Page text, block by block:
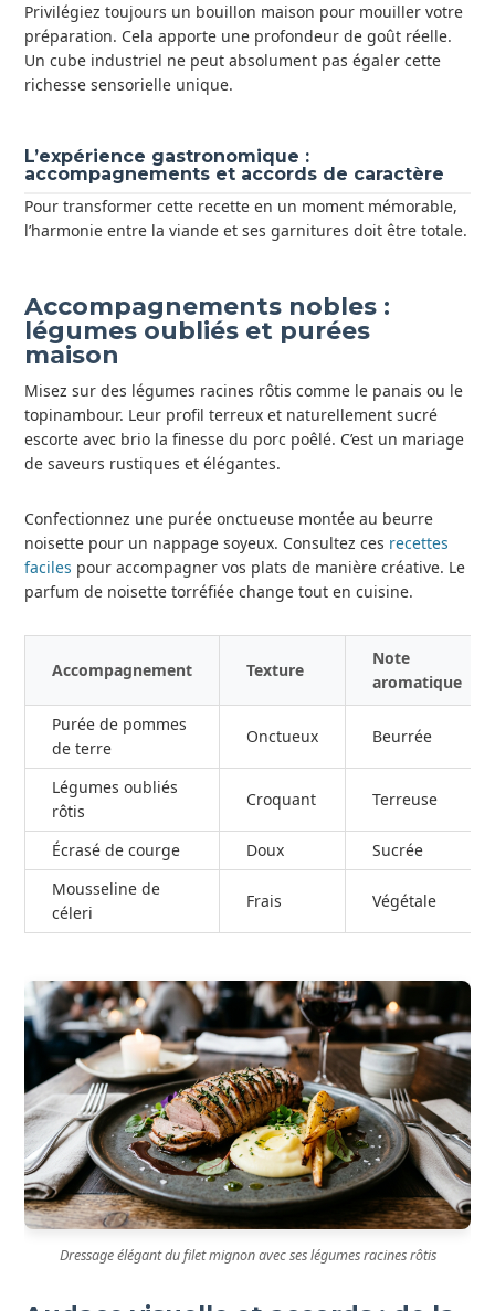
Privilégiez toujours un bouillon maison pour mouiller votre
préparation. Cela apporte une profondeur de goût réelle.
Un cube industriel ne peut absolument pas égaler cette
richesse sensorielle unique.
L’expérience gastronomique :
accompagnements et accords de caractère
Pour transformer cette recette en un moment mémorable,
l’harmonie entre la viande et ses garnitures doit être totale.
Accompagnements nobles :
légumes oubliés et purées
maison
Misez sur des légumes racines rôtis comme le panais ou le
topinambour. Leur profil terreux et naturellement sucré
escorte avec brio la finesse du porc poêlé. C’est un mariage
de saveurs rustiques et élégantes.
Confectionnez une purée onctueuse montée au beurre
noisette pour un nappage soyeux. Consultez ces recettes
faciles pour accompagner vos plats de manière créative. Le
parfum de noisette torréfiée change tout en cuisine.
Accompagnement Texture
Note
aromatique
Purée de pommes
de terre
Onctueux Beurrée
Légumes oubliés
rôtis
Croquant Terreuse
Écrasé de courge Doux
Sucrée
Mousseline de
céleri
Frais Végétale
Dressage élégant du filet mignon avec ses légumes racines rôtis